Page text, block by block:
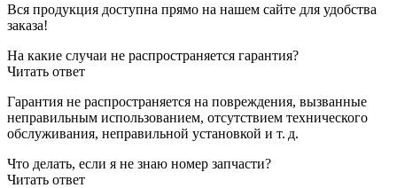
Вся продукция доступна прямо на нашем сайте для удобства
заказа!
На какие случаи не распространяется гарантия?
Читать ответ
Гарантия не распространяется на повреждения, вызванные
неправильным использованием, отсутствием технического
обслуживания, неправильной установкой и т. д.
Что делать, если я не знаю номер запчасти?
Читать ответ